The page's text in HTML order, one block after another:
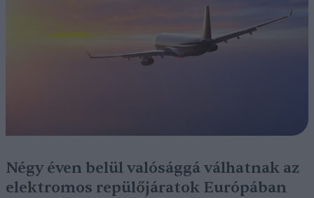
Négy éven belül valósággá válhatnak az
elektromos repülőjáratok Európában